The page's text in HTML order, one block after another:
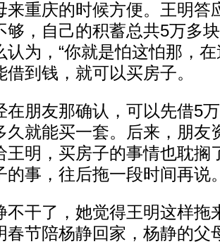
来重庆的时候方便。王明答
够，自己的积蓄总共5万多
认为，“你就是怕这怕那，
到钱，就可以买房子。
友那确认，可以先借5万
久就能买一套。后来，朋友
王明，买房子的事情也耽搁
的事，往后拖一段时间再说
了，她觉得王明这样拖
春节陪杨静回家，杨静的父